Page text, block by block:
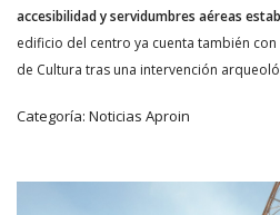
accesibilidad y servidumbres aéreas
edificio del centro ya cuenta también
de Cultura tras una intervención
Categoría: Noticias Aproin